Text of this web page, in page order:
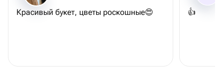
Красивый букет, цветы роскошные😍 👍